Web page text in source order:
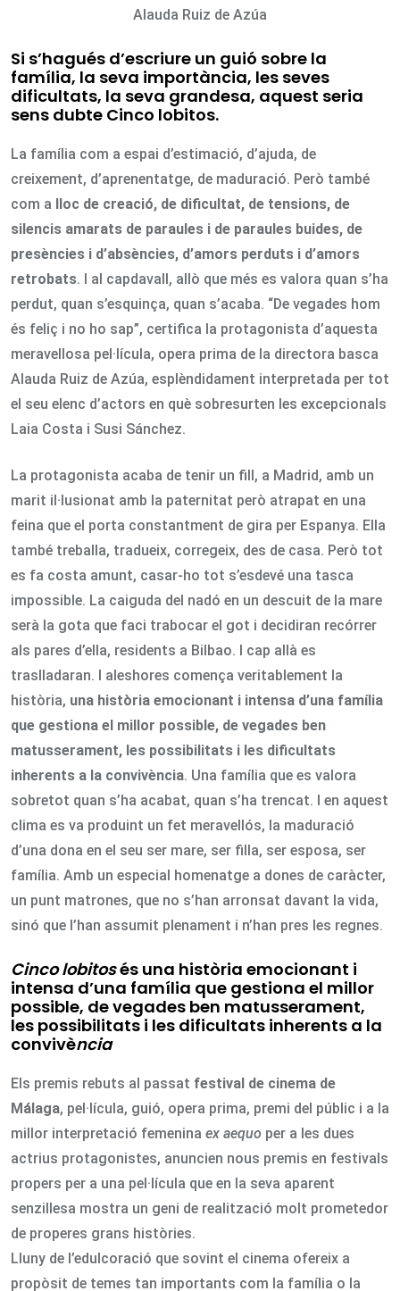
Alauda Ruiz de Azúa
Si s’hagués d’escriure un guió sobre la
família, la seva importància, les seves
dificultats, la seva grandesa, aquest seria
sens dubte Cinco lobitos.
La família com a espai d’estimació, d’ajuda, de
creixement, d’aprenentatge, de maduració. Però també
com a
lloc de creació, de dificultat, de tensions, de
silencis amarats de paraules i de paraules buides, de
presències i d’absències, d’amors perduts i d’amors
retrobats. I al capdavall, allò que més es valora quan s’ha
perdut, quan s’esquinça, quan s’acaba. “De vegades hom
és feliç i no ho sap”, certifica la protagonista d’aquesta
meravellosa pel·lícula, opera prima de la directora basca
Alauda Ruiz de Azúa, esplèndidament interpretada per tot
el seu elenc d’actors en què sobresurten les excepcionals
Laia Costa i Susi Sánchez.
La protagonista acaba de tenir un fill, a Madrid, amb un
marit il·lusionat amb la paternitat però atrapat en una
feina que el porta constantment de gira per Espanya. Ella
també treballa, tradueix, corregeix, des de casa. Però tot
es fa costa amunt, casar-ho tot s’esdevé una tasca
impossible. La caiguda del nadó en un descuit de la mare
serà la gota que faci trabocar el got i decidiran recórrer
als pares d’ella, residents a Bilbao. I cap allà es
traslladaran. I aleshores comença veritablement la
història, una història emocionant i intensa d’una família
que gestiona el millor possible, de vegades ben
matusserament, les possibilitats i les dificultats
inherents a la convivència. Una família que es valora
sobretot quan s’ha acabat, quan s’ha trencat. I en aquest
clima es va produint un fet meravellós, la maduració
d’una dona en el seu ser mare, ser filla, ser esposa, ser
família. Amb un especial homenatge a dones de caràcter,
un punt matrones, que no s’han arronsat davant la vida,
sinó que l’han assumit plenament i n’han pres les regnes.
Cinco lobitosés una història emocionant i
intensa d’una família que gestiona el millor
possible, de vegades ben matusserament,
les possibilitats i les dificultats inherents a la
convivència
Els premis rebuts al passat festival de cinema de
Málaga, pel·lícula, guió, opera prima, premi del públic i a la
millor interpretació femenina ex aequo per a les dues
actrius protagonistes, anuncien nous premis en festivals
propers per a una pel·lícula que en la seva aparent
senzillesa mostra un geni de realització molt prometedor
de properes grans històries.
Lluny de l’edulcoració que sovint el cinema ofereix a
propòsit de temes tan importants com la família o la